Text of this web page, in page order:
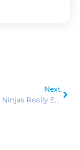
Next